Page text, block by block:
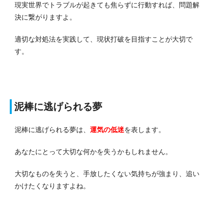
現実世界でトラブルが起きても焦らずに行動すれば、問題解
決に繋がりますよ。
適切な対処法を実践して、現状打破を目指すことが大切で
す。
泥棒に逃げられる夢
泥棒に逃げられる夢は、 運気の低迷を表します。
あなたにとって大切な何かを失うかもしれません。
大切なものを失うと、手放したくない気持ちが強まり、追い
かけたくなりますよね。